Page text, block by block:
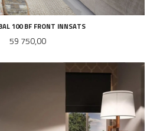
100 BF FRONT INNSATS
Pris
59 750,00